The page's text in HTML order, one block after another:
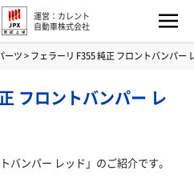
運営：カレント
自動車株式会社
ーツ>フェラーリ F355 純正 フロントバンパー
フロントバンパー レ
バンパー レッド」のご紹介です。